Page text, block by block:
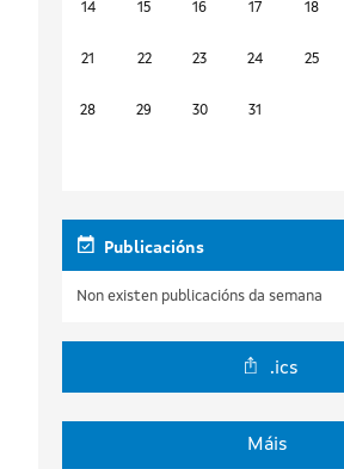
14 15 16 17 18
21 22 23 24 25
28 29 30 31
Publicacións
Non existen publicacións da semana
.ics
Máis